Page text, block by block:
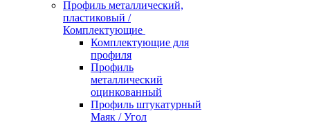
Профиль металлический,
пластиковый /
Комплектующие
Комплектующие для
профиля
Профиль
металлический
оцинкованный
Профиль штукатурный
Маяк / Угол